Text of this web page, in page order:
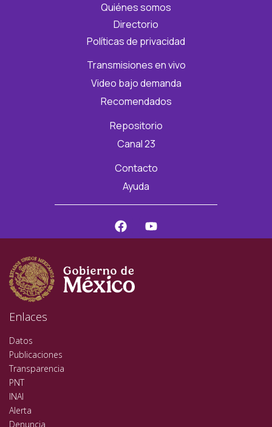
Quiénes somos
Directorio
Políticas de privacidad
Transmisiones en vivo
Video bajo demanda
Recomendados
Repositorio
Canal 23
Contacto
Ayuda